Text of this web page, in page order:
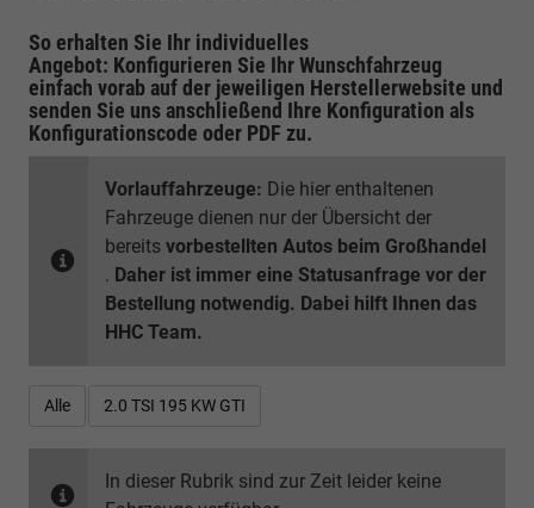
So erhalten Sie Ihr individuelles
Angebot: Konfigurieren Sie Ihr Wunschfahrzeug
einfach vorab auf der jeweiligen Herstellerwebsite und
senden Sie uns anschließend Ihre Konfiguration als
Konfigurationscode oder PDF zu.
Vorlauffahrzeuge: Die hier enthaltenen
Fahrzeuge dienen nur der Übersicht der
bereits vorbestellten Autos beim Großhandel
. Daher ist immer eine Statusanfrage vor der
Bestellung notwendig. Dabei hilft Ihnen das
HHC Team.
Alle 2.0 TSI 195 KW GTI
In dieser Rubrik sind zur Zeit leider keine